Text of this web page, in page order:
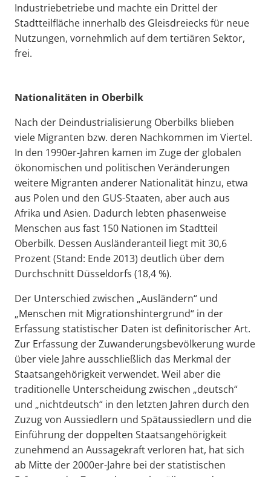
Industriebetriebe und machte ein Drittel der
Stadtteilfläche innerhalb des Gleisdreiecks für neue
Nutzungen, vornehmlich auf dem tertiären Sektor,
frei.
Nationalitäten in Oberbilk
Nach der Deindustrialisierung Oberbilks blieben
viele Migranten bzw. deren Nachkommen im Viertel.
In den 1990er-Jahren kamen im Zuge der globalen
ökonomischen und politischen Veränderungen
weitere Migranten anderer Nationalität hinzu, etwa
aus Polen und den GUS-Staaten, aber auch aus
Afrika und Asien. Dadurch lebten phasenweise
Menschen aus fast 150 Nationen im Stadtteil
Oberbilk. Dessen Ausländeranteil liegt mit 30,6
Prozent (Stand: Ende 2013) deutlich über dem
Durchschnitt Düsseldorfs (18,4 %).
Der Unterschied zwischen „Ausländern“ und
„Menschen mit Migrationshintergrund“ in der
Erfassung statistischer Daten ist definitorischer Art.
Zur Erfassung der Zuwanderungsbevölkerung wurde
über viele Jahre ausschließlich das Merkmal der
Staatsangehörigkeit verwendet. Weil aber die
traditionelle Unterscheidung zwischen „deutsch“
und „nichtdeutsch“ in den letzten Jahren durch den
Zuzug von Aussiedlern und Spätaussiedlern und die
Einführung der doppelten Staatsangehörigkeit
zunehmend an Aussagekraft verloren hat, hat sich
ab Mitte der 2000er-Jahre bei der statistischen